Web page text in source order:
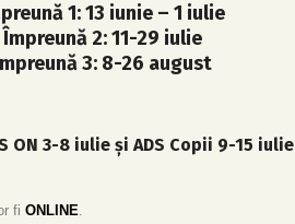
1: 13 iunie – 1 iulie
Împreună 2: 11-29 iulie
3: 8-26 august
ON 3-8 iulie și ADS Copii 9-15 iulie
fi ONLINE.